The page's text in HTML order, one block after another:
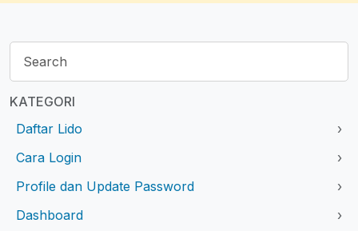
KATEGORI
Daftar Lido
›
Cara Login
›
Profile dan Update Password
›
Dashboard
›